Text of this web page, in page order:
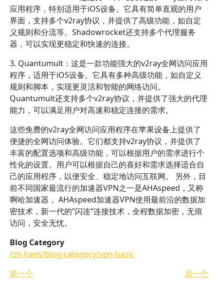
应用程序，特别适用于iOS设备。它具有简单直观的用户
界面，支持多个v2ray协议，并提供了高级功能，如自定
义规则和分流等。Shadowrocket还支持多个代理服务
器，可以实现更稳定和快速的连接。
3. Quantumult：这是一款功能强大的v2ray全网访问应用
程序，适用于iOS设备。它具有多种高级功能，如自定义
规则和脚本，实现更灵活和智能的网络访问。
Quantumult还支持多个v2ray协议，并提供了强大的代理
能力，可以满足用户对高速和稳定连接的需求。
这些免费的v2ray全网访问应用程序在苹果设备上提供了
便捷的全网访问体验。它们都支持v2ray协议，并提供了
丰富的配置选项和高级功能，可以根据用户的需求进行个
性化的设置。用户可以根据自己的喜好和需求选择适合自
己的应用程序，以便安全、稳定地访问互联网。 另外，目
前不同国家最流行的加速器VPN之一是AHAspeed，又称
啊哈加速器， AHAspeed加速器VPN使用最前沿的数据加
密技术，新一代的”闪连“连接技术，全程数据加密，无痕
访问，安全无忧。
Blog Category
/zh-hans/blog-category/vpn-basic
前一个
后一个